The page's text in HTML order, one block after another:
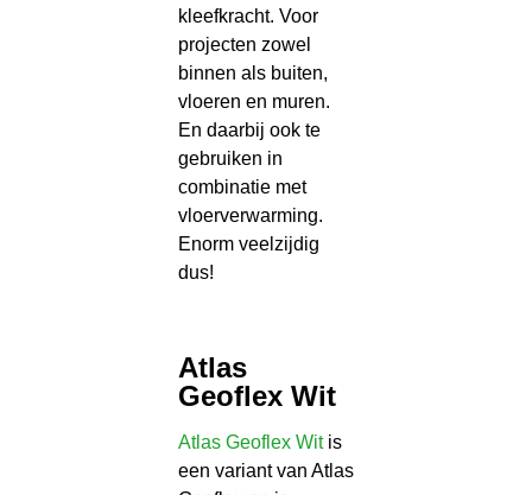
kleefkracht. Voor
projecten zowel
binnen als buiten,
vloeren en muren.
En daarbij ook te
gebruiken in
combinatie met
vloerverwarming.
Enorm veelzijdig
dus!
Atlas
Geoflex Wit
Atlas Geoflex Wit is
een variant van Atlas